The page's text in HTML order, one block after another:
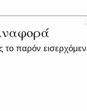
παρόν